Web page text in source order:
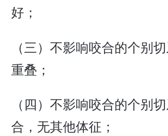
好；
（三）不影响咬合的个别
重叠；
（四）不影响咬合的个别
合，无其他体征；